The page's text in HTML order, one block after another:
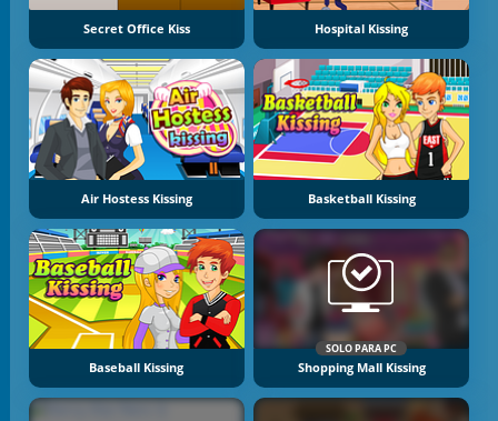
Secret Office Kiss Hospital Kissing
Air Hostess Kissing Basketball Kissing
Baseball Kissing
SOLO PARA PC
Shopping Mall Kissing